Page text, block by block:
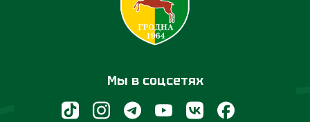
Мы в соцсетях